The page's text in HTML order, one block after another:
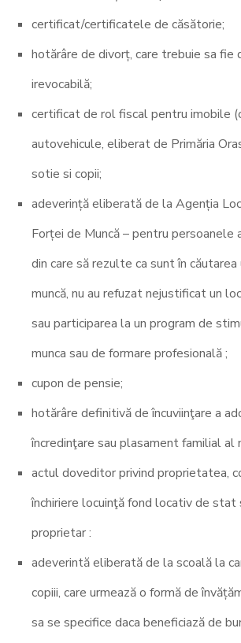
certificat/certificatele de căsătorie;
hotărâre de divorț, care trebuie sa fie
irevocabilă;
certificat de rol fiscal pentru imobile
autovehicule, eliberat de Primăria
sotie si copii;
adeverință eliberată de la Agenția
Forței de Muncă – pentru persoanele
din care să rezulte ca sunt în căutarea
muncă, nu au refuzat nejustificat un
sau participarea la un program de
munca sau de formare profesională ;
cupon de pensie;
hotărâre definitivă de încuviinţare a
încredinţare sau plasament familial al
actul doveditor privind proprietatea,
închiriere locuinţă fond locativ de stat
proprietar :
adeverintă eliberată de la scoală la
copiii, care urmează o formă de
sa se specifice daca beneficiază de